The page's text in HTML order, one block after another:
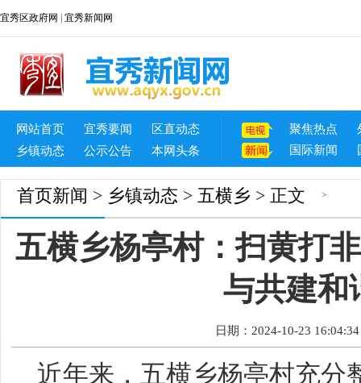
宜秀区政府网 宜秀新闻网
网站首页 宜秀要闻
区直动态
乡镇动态
公示公告 本网头条
聚焦热点
国际新闻
首页 >
新闻 > 乡镇动态 > 五横乡 > 正文
五横乡杨亭村：扫黄打
与共建和
日期：2024-10-23 16:04:34
近年来，五横乡杨亭村充分